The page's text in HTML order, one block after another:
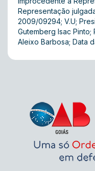
Representação
2009/09294; V.U;
Gutemberg Isac Pinto;
Aleixo Barbosa; Data